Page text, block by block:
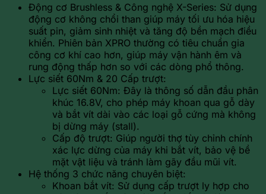
Động cơ Brushless & Công nghệ X-Series: Sử dụng
động cơ không chổi than giúp máy tối ưu hóa hiệu
suất pin, giảm sinh nhiệt và tăng độ bền mạch điều
khiển. Phiên bản XPRO thường có tiêu chuẩn gia
công cơ khí cao hơn, giúp máy vận hành êm và
rung động thấp hơn so với các dòng phổ thông.
Lực siết 60Nm & 20 Cấp trượt:
Lực siết 60Nm: Đây là thông số dẫn đầu phân
khúc 16.8V, cho phép máy khoan qua gỗ dày
và bắt vít dài vào các loại gỗ cứng mà không
bị dừng máy (stall).
Cấp độ trượt: Giúp người thợ tùy chỉnh chính
xác lực dừng của máy khi bắt vít, bảo vệ bề
mặt vật liệu và tránh làm gãy đầu mũi vít.
Hệ thống 3 chức năng chuyên biệt:
Khoan bắt vít: Sử dụng cấp trượt ly hợp cho